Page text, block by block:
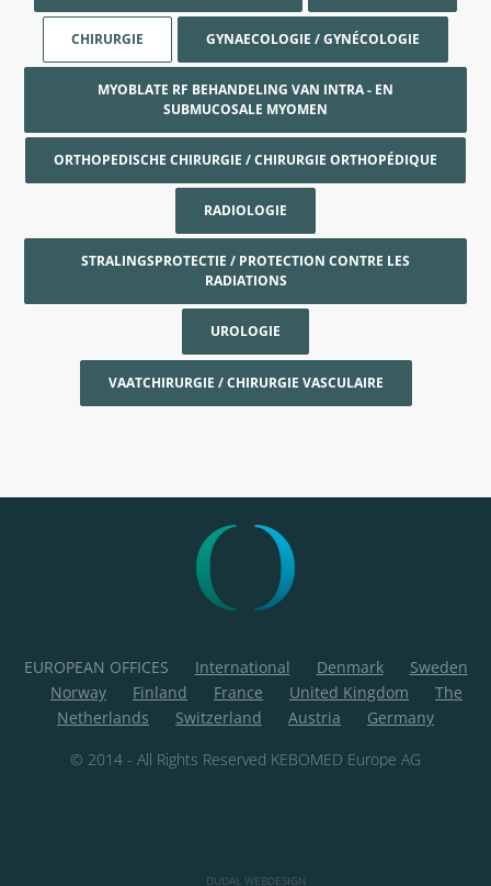
CHIRURGIE GYNAECOLOGIE / GYNÉCOLOGIE
MYOBLATE RF BEHANDELING VAN INTRA - EN
SUBMUCOSALE MYOMEN
ORTHOPEDISCHE CHIRURGIE / CHIRURGIE ORTHOPÉDIQUE
RADIOLOGIE
STRALINGSPROTECTIE / PROTECTION CONTRE LES
RADIATIONS
UROLOGIE
VAATCHIRURGIE / CHIRURGIE VASCULAIRE
EUROPEAN OFFICES International Denmark
Sweden
Norway
Finland France United Kingdom
The
Netherlands
Switzerland Austria
Germany
© 2014 - All Rights Reserved KEBOMED Europe AG
DUDAL WEBDESIGN